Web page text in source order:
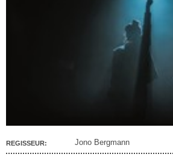
REGISSEUR: Jono Bergmann